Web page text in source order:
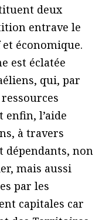
deux
entrave le
économique.
est éclatée
qui, par
enfin, l’aide
à travers
dépendants, non
mais aussi
par les
capitales car